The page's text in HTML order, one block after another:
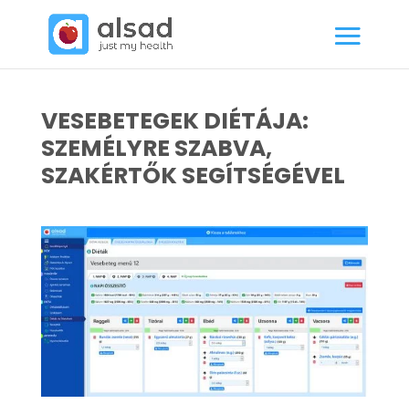
VESEBETEGEK DIÉTÁJA:
SZEMÉLYRE SZABVA,
SZAKÉRTŐK SEGÍTSÉGÉVEL